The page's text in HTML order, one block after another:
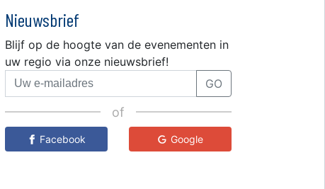
Nieuwsbrief
Blijf op de hoogte van de evenementen in
uw regio via onze nieuwsbrief!
GO
of
Facebook Google